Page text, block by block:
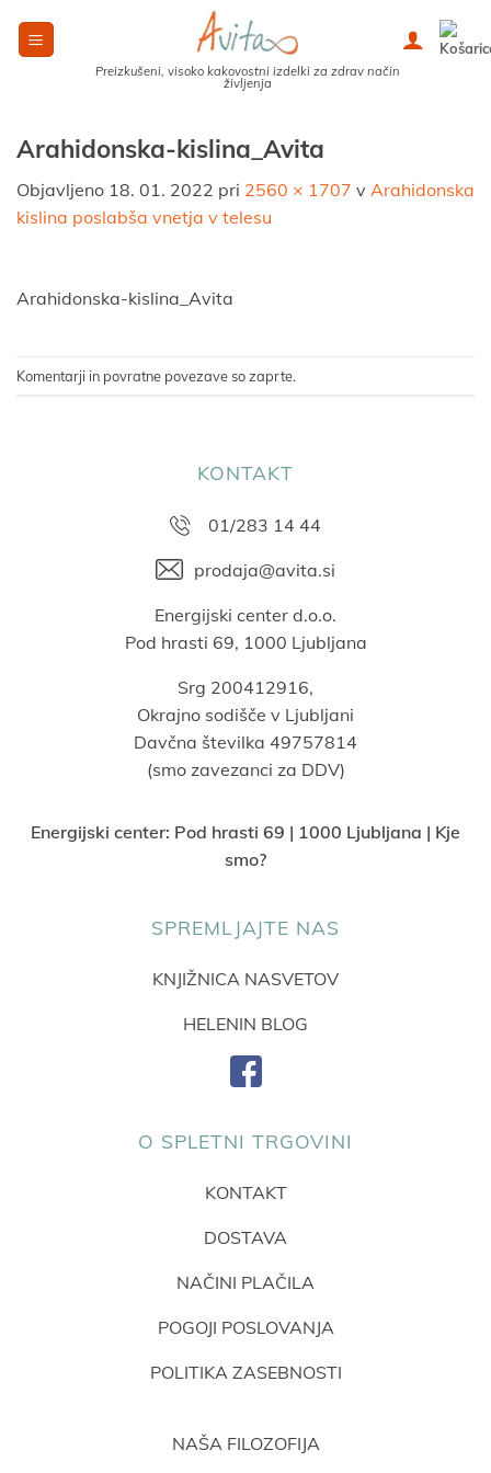
Preizkušeni, visoko kakovostni izdelki za zdrav način
življenja
Arahidonska-kislina_Avita
Objavljeno 18. 01. 2022 pri 2560 × 1707 v Arahidonska
kislina poslabša vnetja v telesu
Arahidonska-kislina_Avita
Komentarji in povratne povezave so zaprte.
KONTAKT
01/283 14 44
prodaja@avita.si
Energijski center d.o.o.
Pod hrasti 69, 1000 Ljubljana
Srg 200412916,
Okrajno sodišče v Ljubljani
Davčna številka 49757814
(smo zavezanci za DDV)
Energijski center: Pod hrasti 69 | 1000 Ljubljana | Kje
smo?
SPREMLJAJTE NAS
KNJIŽNICA NASVETOV
HELENIN BLOG
O SPLETNI TRGOVINI
KONTAKT
DOSTAVA
NAČINI PLAČILA
POGOJI POSLOVANJA
POLITIKA ZASEBNOSTI
NAŠA FILOZOFIJA